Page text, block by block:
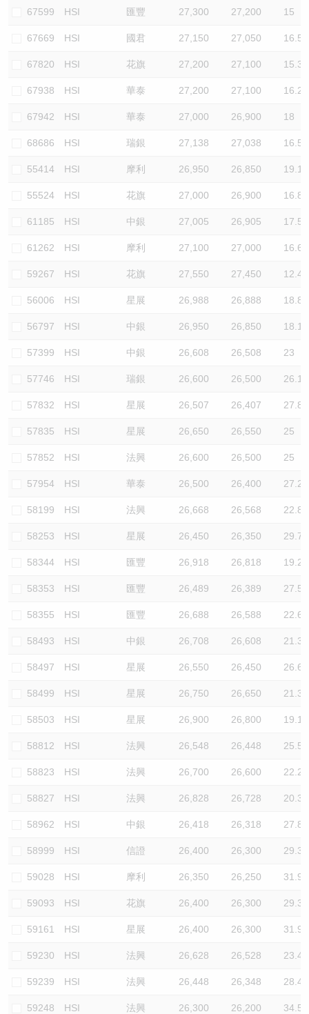
67599 HSI 匯豐 27,300 27,200 15
67669 HSI 國君 27,150 27,050 16.5
67820 HSI 花旗 27,200 27,100 15.3
67938 HSI 華泰 27,200 27,100 16.2
67942 HSI 華泰 27,000 26,900 18
68686 HSI 瑞銀 27,138 27,038 16.5
55414 HSI 摩利 26,950 26,850 19.1
55524 HSI 花旗 27,000 26,900 16.8
61185 HSI 中銀 27,005 26,905 17.5
61262 HSI 摩利 27,100 27,000 16.6
59267 HSI 花旗 27,550 27,450 12.4
56006 HSI 星展 26,988 26,888 18.8
56797 HSI 中銀 26,950 26,850 18.1
57399 HSI 中銀 26,608 26,508 23
57746 HSI 瑞銀 26,600 26,500 26.1
57832 HSI 星展 26,507 26,407 27.8
57835 HSI 星展 26,650 26,550 25
57852 HSI 法興 26,600 26,500 25
57954 HSI 華泰 26,500 26,400 27.2
58199 HSI 法興 26,668 26,568 22.8
58253 HSI 星展 26,450 26,350 29.7
58344 HSI 匯豐 26,918 26,818 19.2
58353 HSI 匯豐 26,489 26,389 27.5
58355 HSI 匯豐 26,688 26,588 22.6
58493 HSI 中銀 26,708 26,608 21.3
58497 HSI 星展 26,550 26,450 26.6
58499 HSI 星展 26,750 26,650 21.3
58503 HSI 星展 26,900 26,800 19.1
58812 HSI 法興 26,548 26,448 25.5
58823 HSI 法興 26,700 26,600 22.2
58827 HSI 法興 26,828 26,728 20.3
58962 HSI 中銀 26,418 26,318 27.8
58999 HSI 信證 26,400 26,300 29.3
59028 HSI 摩利 26,350 26,250 31.9
59093 HSI 花旗 26,400 26,300 29.3
59161 HSI 星展 26,400 26,300 31.9
59230 HSI 法興 26,628 26,528 23.4
59239 HSI 法興 26,448 26,348 28.4
59248 HSI 法興 26,300 26,200 34.5